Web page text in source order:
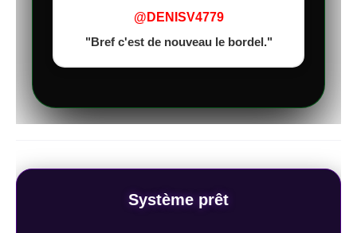
@DENISV4779
"Bref c'est de nouveau le bordel."
Système prêt